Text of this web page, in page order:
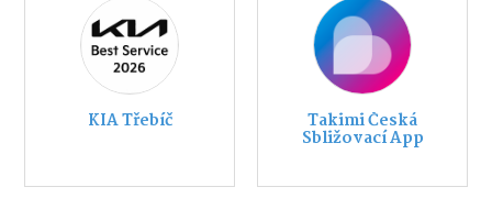
KIA Třebíč Takimi Česká
Sbližovací App